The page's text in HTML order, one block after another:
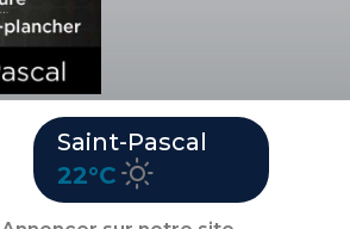
Saint-Pascal
22°C